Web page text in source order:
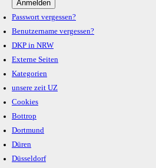
Passwort vergessen?
Benutzername vergessen?
DKP in NRW
Externe Seiten
Kategorien
unsere zeit UZ
Cookies
Bottrop
Dortmund
Düren
Düsseldorf